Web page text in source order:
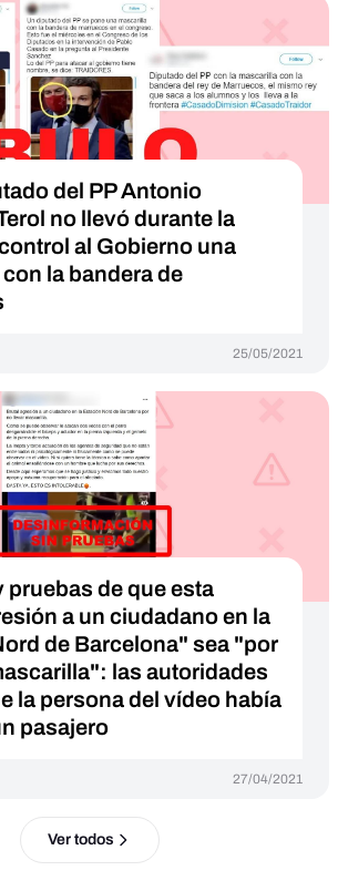
del PP Antonio
no llevó durante la
al Gobierno una
la bandera de
25/05/2021
pruebas de que esta
a un ciudadano en la
de Barcelona" sea "por
las autoridades
la persona del vídeo había
pasajero
27/04/2021
Ver todos